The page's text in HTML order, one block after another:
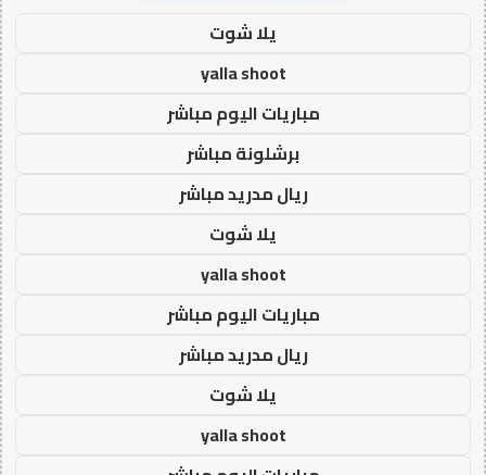
يلا شوت
yalla shoot
مباريات اليوم مباشر
برشلونة مباشر
ريال مدريد مباشر
يلا شوت
yalla shoot
مباريات اليوم مباشر
ريال مدريد مباشر
يلا شوت
yalla shoot